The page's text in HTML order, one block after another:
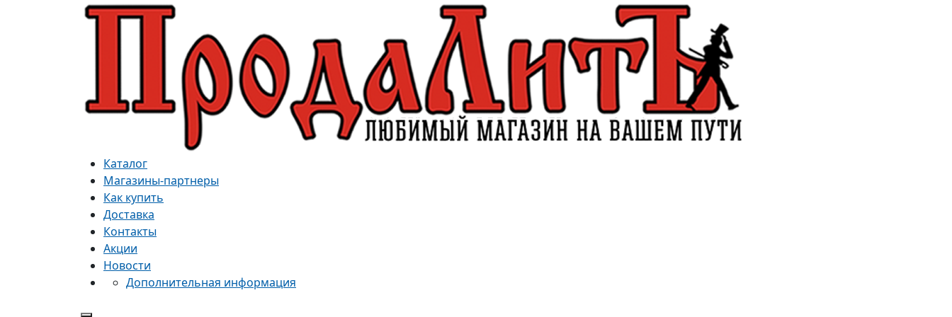
Каталог
Магазины-партнеры
Как купить
Доставка
Контакты
Акции
Новости
Дополнительная информация